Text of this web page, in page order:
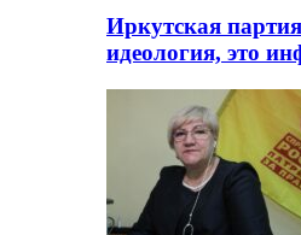
Иркутская
идеология, это